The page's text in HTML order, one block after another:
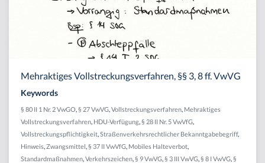
Mehraktiges Vollstreckungsverfahren, §§ 3, 8 ff. VwVG
Keywords
§ 80 II 1 Nr. 2 VwGO § 27 VwVG Vollstreckungsverfahren Mehraktiges
Vollstreckungsverfahren HDU-Verfügung § 28 II Nr. 5 VwVfG
Vollstreckungspflichtigkeit Straßenverkehrsrechtlicher Bekanntgabebegriff,
Hinweis Zwangsmittel § 37 II VwVfG Mobiles Halteverbot
Standardmaßnahmen Verkehrszeichen § 9 VwVG § 3 III VwVG § 8 I VwVG §